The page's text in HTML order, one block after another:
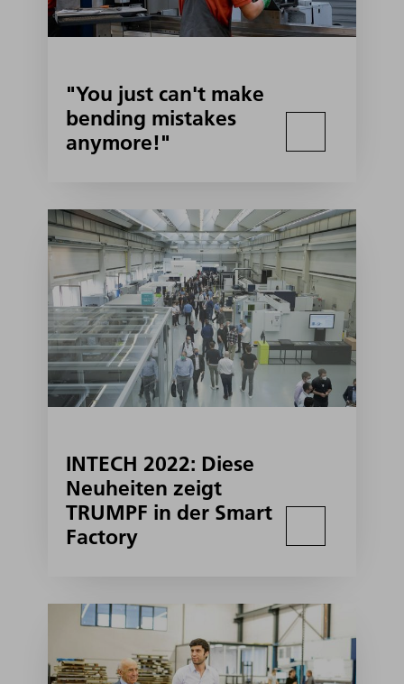
"You just can't make
bending mistakes
anymore!"
INTECH 2022: Diese
Neuheiten zeigt
TRUMPF in der Smart
Factory